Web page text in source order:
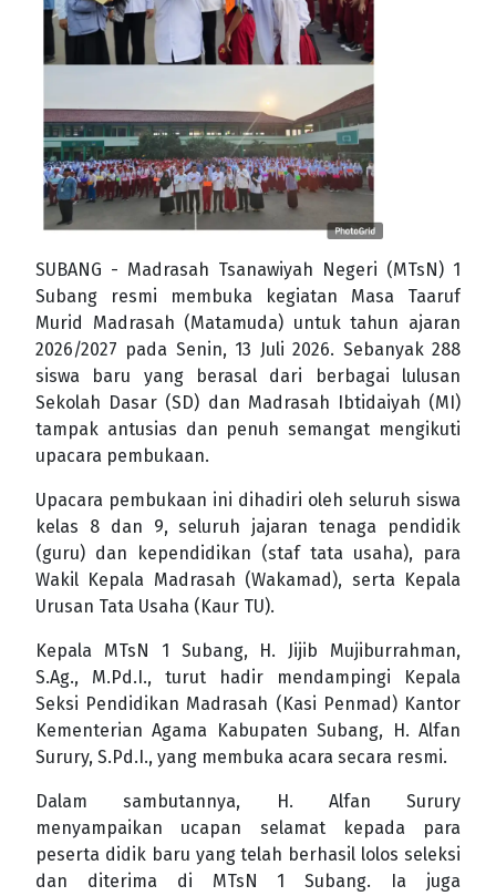
SUBANG - Madrasah Tsanawiyah Negeri (MTsN) 1
Subang resmi membuka kegiatan Masa Taaruf
Murid Madrasah (Matamuda) untuk tahun ajaran
2026/2027 pada Senin, 13 Juli 2026. Sebanyak 288
siswa baru yang berasal dari berbagai lulusan
Sekolah Dasar (SD) dan Madrasah Ibtidaiyah (MI)
tampak antusias dan penuh semangat mengikuti
upacara pembukaan.
Upacara pembukaan ini dihadiri oleh seluruh siswa
kelas 8 dan 9, seluruh jajaran tenaga pendidik
(guru) dan kependidikan (staf tata usaha), para
Wakil Kepala Madrasah (Wakamad), serta Kepala
Urusan Tata Usaha (Kaur TU).
Kepala MTsN 1 Subang, H. Jijib Mujiburrahman,
S.Ag., M.Pd.I., turut hadir mendampingi Kepala
Seksi Pendidikan Madrasah (Kasi Penmad) Kantor
Kementerian Agama Kabupaten Subang, H. Alfan
Surury, S.Pd.I., yang membuka acara secara resmi.
Dalam sambutannya, H. Alfan Surury
menyampaikan ucapan selamat kepada para
peserta didik baru yang telah berhasil lolos seleksi
dan diterima di MTsN 1 Subang. Ia juga